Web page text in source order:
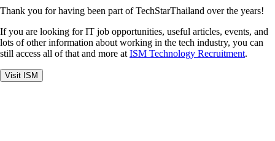
Thank you for having been part of TechStarThailand over the years!
If you are looking for IT job opportunities, useful articles, events, and
lots of other information about working in the tech industry, you can
still access all of that and more at ISM Technology Recruitment.
Visit ISM